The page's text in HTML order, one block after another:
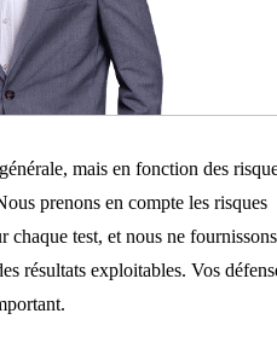
mais en fonction des
prenons en compte les risques
chaque test, et nous ne fournissons
résultats exploitables. Vos